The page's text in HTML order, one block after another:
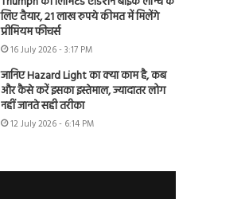
लिए तैयार, 21 लाख रुपये कीमत में मिलेंगे
प्रीमियम फीचर्स
16 July 2026 - 3:17 PM
जानिए Hazard Light का क्या काम है, कब
और कैसे करें इसका इस्तेमाल, ज्यादातर लोग
नहीं जानते सही तरीका
12 July 2026 - 6:14 PM